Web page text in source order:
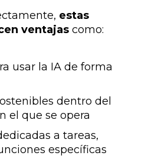
estas
ventajas como:
usar la IA de forma
dentro del
el que se opera
a tareas,
específicas